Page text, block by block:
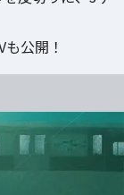
公開！